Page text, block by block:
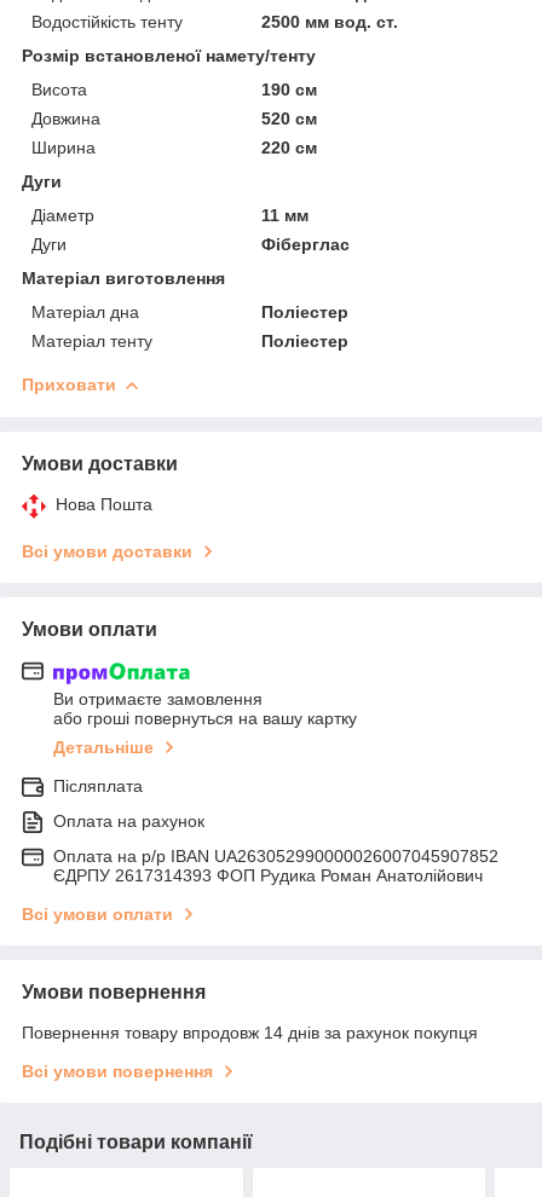
Водостійкість тенту
2500 мм вод. ст.
Розмір встановленої намету/тенту
Висота
190 см
Довжина
520 см
Ширина
220 см
Дуги
Діаметр
11 мм
Дуги
Фіберглас
Матеріал виготовлення
Матеріал дна
Поліестер
Матеріал тенту
Поліестер
Приховати
Умови доставки
Нова Пошта
Всі умови доставки
Умови оплати
Ви отримаєте замовлення
або гроші повернуться на вашу картку
Детальніше
Післяплата
Оплата на рахунок
Оплата на р/р IBAN UA263052990000026007045907852
ЄДРПУ 2617314393 ФОП Рудика Роман Анатолійович
Всі умови оплати
Умови повернення
Повернення товару впродовж 14 днів за рахунок покупця
Всі умови повернення
Подібні товари компанії